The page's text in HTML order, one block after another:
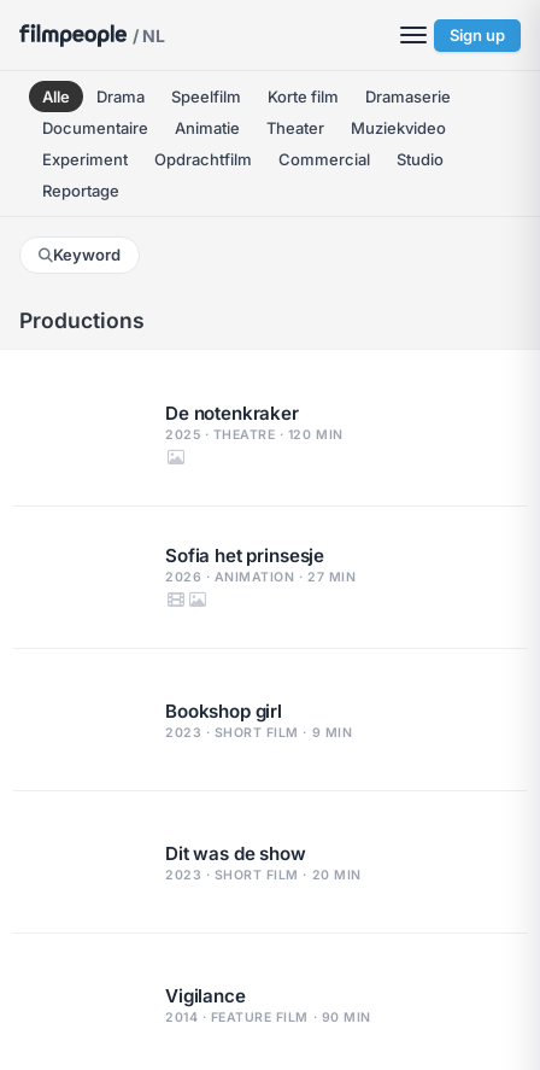
/ NL Sign up
Alle Drama Speelfilm Korte film
Dramaserie
Documentaire
Animatie Theater
Muziekvideo
Experiment
Opdrachtfilm Commercial
Studio
Reportage
Keyword
Productions
De notenkraker
2025 · THEATRE · 120 MIN
Sofia het prinsesje
2026 · ANIMATION · 27 MIN
Bookshop girl
2023 · SHORT FILM · 9 MIN
Dit was de show
2023 · SHORT FILM · 20 MIN
Vigilance
2014 · FEATURE FILM · 90 MIN